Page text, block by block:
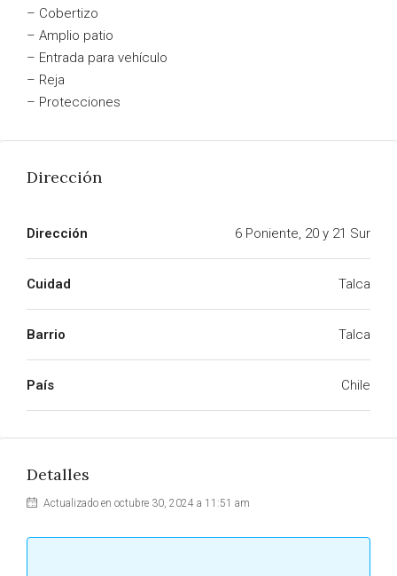
– Cobertizo
– Amplio patio
– Entrada para vehículo
– Reja
– Protecciones
Dirección
Dirección 6 Poniente, 20 y 21 Sur
Cuidad Talca
Barrio Talca
País Chile
Detalles
Actualizado en octubre 30, 2024 a 11:51 am